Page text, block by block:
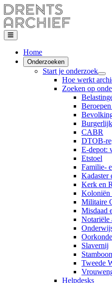
Home
Onderzoeken
Start je onderzoek
Hoe werkt
Zoeken op
CABR
DTOB-
E-depot:
Etstoel
Familie-
Kadaster
Kerk en
Koloniën
Militaire
Misdaad
Notariële
Slavernij
Tweede
Helpdesks